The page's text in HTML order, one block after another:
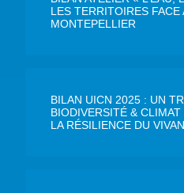
LES TERRITOIRES FACE
MONTEPELLIER
BILAN UICN 2025 : UN
BIODIVERSITÉ &
LA RÉSILIENCE DU